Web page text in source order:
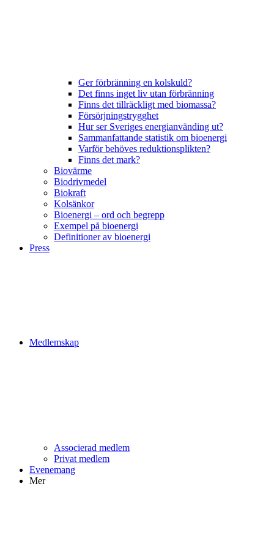
Ger förbränning en kolskuld?
Det finns inget liv utan förbränning
Finns det tillräckligt med biomassa?
Försörjningstrygghet
Hur ser Sveriges energianvänding ut?
Sammanfattande statistik om bioenergi
Varför behöves reduktionsplikten?
Finns det mark?
Biovärme
Biodrivmedel
Biokraft
Kolsänkor
Bioenergi – ord och begrepp
Exempel på bioenergi
Definitioner av bioenergi
Press
Medlemskap
Associerad medlem
Privat medlem
Evenemang
Mer